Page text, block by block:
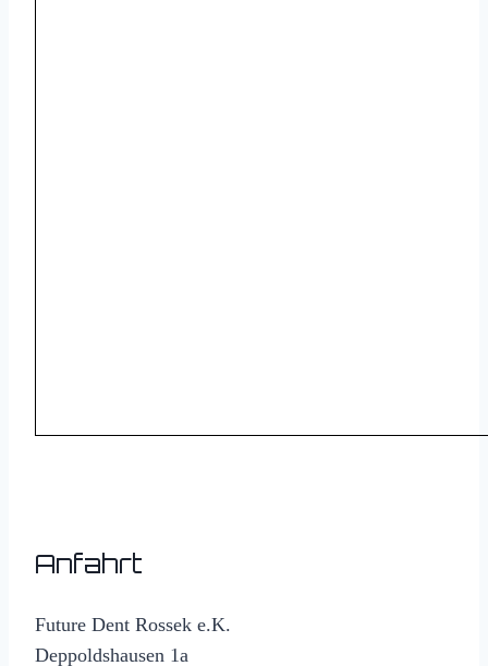
Anfahrt
Future Dent Rossek e.K.
Deppoldshausen 1a